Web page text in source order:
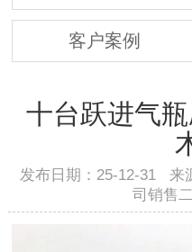
客户案例
十台跃进气
发布日期：25-12-31 来
司销售